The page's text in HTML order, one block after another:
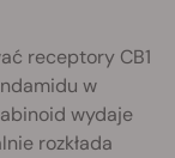
receptory CB1
w
wydaje
rozkłada